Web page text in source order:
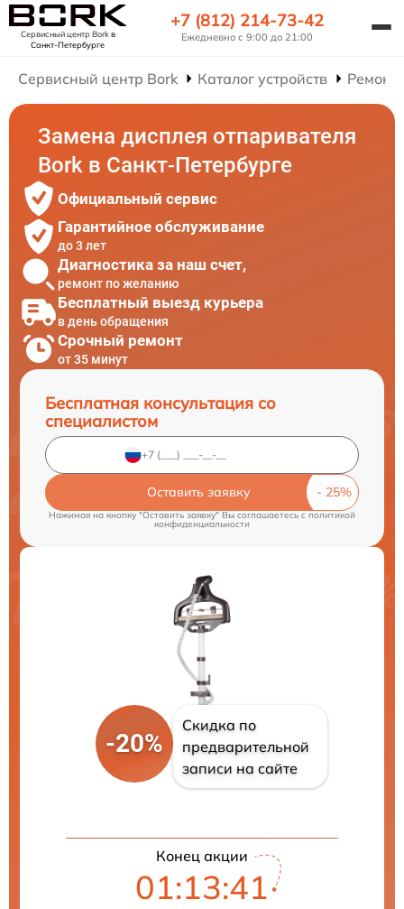
Сервисный центр Borkв
Санкт-Петербурге
+7 (812) 214-73-42
Ежедневно с 9:00 до 21:00
Сервисный центр Bork Каталог устройств Ремонт
Замена дисплея отпаривателя
Bork в Санкт-Петербурге
Официальный сервис
Гарантийное обслуживание
до 3 лет
Диагностика за наш счет,
ремонт по желанию
Бесплатный выезд курьера
в день обращения
Срочный ремонт
от 35 минут
Бесплатная консультация со
специалистом
Оставить заявку
Нажимая на кнопку "Оставить заявку" Вы соглашаетесь cполитикой
конфиденциальности
-20%
Скидка по
предварительной
записи на сайте
Конец акции
01:13:41